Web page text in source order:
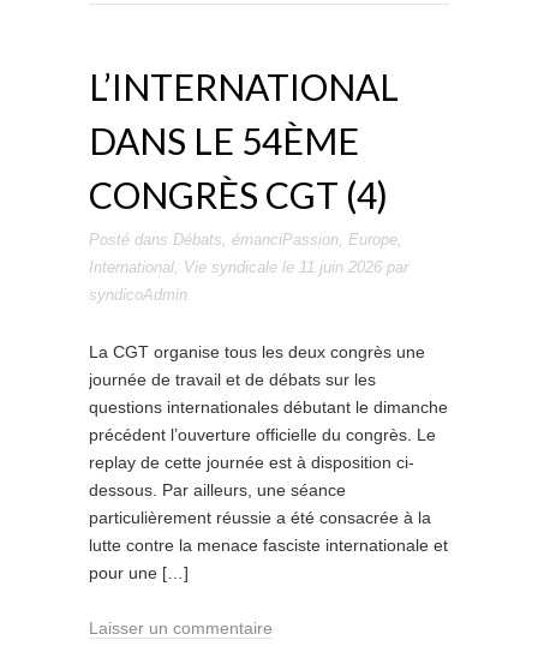
L’INTERNATIONAL
DANS LE 54ÈME
CONGRÈS CGT (4)
Posté dans Débats, émanciPassion, Europe,
International, Vie syndicale le 11 juin 2026 par
syndicoAdmin.
La CGT organise tous les deux congrès une
journée de travail et de débats sur les
questions internationales débutant le dimanche
précédent l’ouverture officielle du congrès. Le
replay de cette journée est à disposition ci-
dessous. Par ailleurs, une séance
particulièrement réussie a été consacrée à la
lutte contre la menace fasciste internationale et
pour une […]
Laisser un commentaire